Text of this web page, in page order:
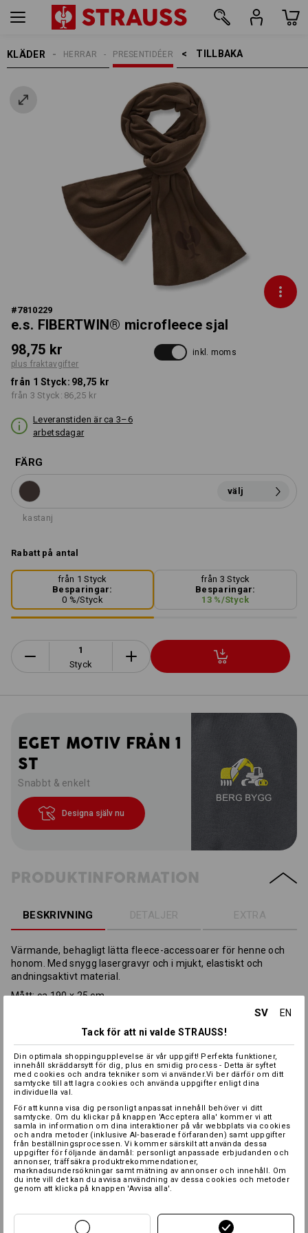
KLÄDER TILLBAKA    >
PRESENTIDÉER
HERRAR
#7810229
e.s. FIBERTWIN® microfleece sjal
98,75 kr
plus fraktavgifter
inkl. moms
från 1 Styck: 98,75 kr
från 3 Styck: 86,25 kr
Leveranstiden är ca 3–6
arbetsdagar
FÄRG
välj
kastanj
Rabatt på antal
från 1 Styck
Besparingar:
0 %/Styck
från 3 Styck
Besparingar:
13 %/Styck
Styck
Snabbt & enkelt
EGET MOTIV FRÅN 1
ST
Designa själv nu
PRODUKTINFORMATION
BESKRIVNING DETALJER EXTRA
Värmande, behagligt lätta fleece-accessoarer för henne och
honom. Med snygg lasergravyr och i mjukt, elastiskt och
andningsaktivt material.
Mått: ca190 x 25 cm
100% Polyester (ca. 158 g/m²)
Skötselråd:
Värmeskiktet
SV
EN
Tack för att ni valde STRAUSS!
Din optimala shoppingupplevelse är vår uppgift! Perfekta funktioner,
innehåll skräddarsytt för dig, plus en smidig process - Detta är syftet
med cookies och andra tekniker som vi använder.Vi ber därför om ditt
samtycke till att lagra cookies och använda uppgifter enligt dina
individuella val.
För att kunna visa dig personligt anpassat innehåll behöver vi ditt
samtycke. Om du klickar på knappen 'Acceptera alla' kommer vi att
samla in information om dina interaktioner på vår webbplats via cookies
och andra metoder (inklusive AI‑baserade förfaranden) samt uppgifter
från beställningsprocessen. Vi kommer särskilt att använda dessa
uppgifter för följande ändamål: personligt anpassade erbjudanden och
annonser, träffsäkra produktrekommendationer,
marknadsundersökningar samt mätning av annonser och innehåll. Om
du inte vill det kan du avvisa användning av dessa cookies och metoder
genom att klicka på knappen 'Avvisa alla'.